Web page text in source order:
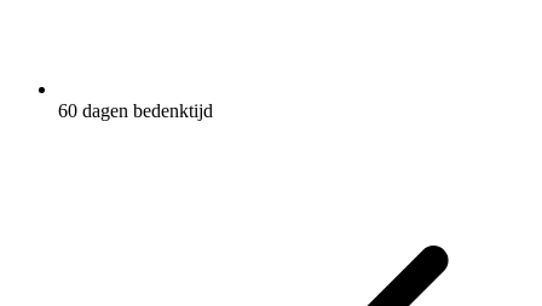
60 dagen bedenktijd